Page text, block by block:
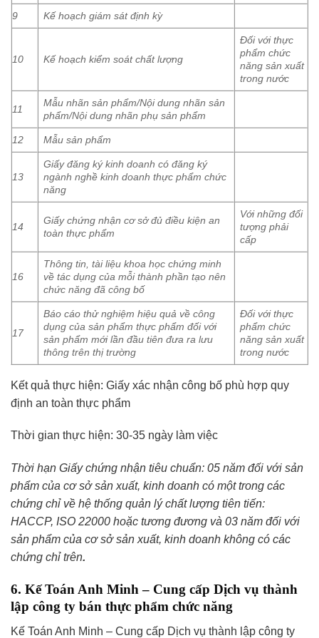
9 Kế hoạch giám sát định kỳ
10 Kế hoạch kiểm soát chất lượng
Đối với thực
phẩm chức
năng sản xuất
trong nước
11
Mẫu nhãn sản phẩm/Nội dung nhãn sản
phẩm/Nội dung nhãn phụ sản phẩm
12 Mẫu sản phẩm
13
Giấy đăng ký kinh doanh có đăng ký
ngành nghề kinh doanh thực phẩm chức
năng
14
Giấy chứng nhận cơ sở đủ điều kiện an
toàn thực phẩm
Với những đối
tượng phải
cấp
16
Thông tin, tài liệu khoa học chứng minh
về tác dụng của mỗi thành phần tạo nên
chức năng đã công bố
17
Báo cáo thử nghiệm hiệu quả về công
dụng của sản phẩm thực phẩm đối với
sản phẩm mới lần đầu tiên đưa ra lưu
thông trên thị trường
Đối với thực
phẩm chức
năng sản xuất
trong nước
Kết quả thực hiện: Giấy xác nhận công bố phù hợp quy
định an toàn thực phẩm
Thời gian thực hiện: 30-35 ngày làm việc
Thời hạn Giấy chứng nhận tiêu chuẩn: 05 năm đối với sản
phẩm của cơ sở sản xuất, kinh doanh có một trong các
chứng chỉ về hệ thống quản lý chất lượng tiên tiến:
HACCP, ISO 22000 hoặc tương đương và 03 năm đối với
sản phẩm của cơ sở sản xuất, kinh doanh không có các
chứng chỉ trên.
6. Kế Toán Anh Minh – Cung cấp Dịch vụ thành
lập công ty bán thực phẩm chức năng
Kế Toán Anh Minh – Cung cấp Dịch vụ thành lập công ty